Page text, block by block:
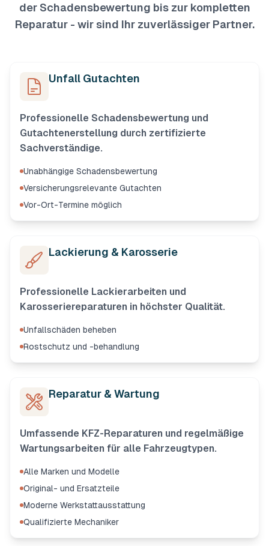
der Schadensbewertung bis zur kompletten
Reparatur - wir sind Ihr zuverlässiger Partner.
Unfall Gutachten
Professionelle Schadensbewertung und
Gutachtenerstellung durch zertifizierte
Sachverständige.
Unabhängige Schadensbewertung
Versicherungsrelevante Gutachten
Vor-Ort-Termine möglich
Lackierung & Karosserie
Professionelle Lackierarbeiten und
Karosseriereparaturen in höchster Qualität.
Unfallschäden beheben
Rostschutz und -behandlung
Reparatur & Wartung
Umfassende KFZ-Reparaturen und regelmäßige
Wartungsarbeiten für alle Fahrzeugtypen.
Alle Marken und Modelle
Original- und Ersatzteile
Moderne Werkstattausstattung
Qualifizierte Mechaniker